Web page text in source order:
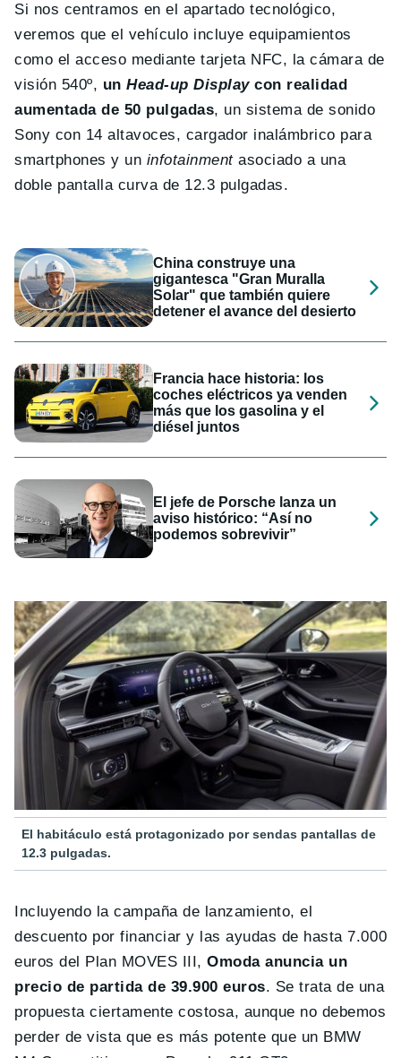
Si nos centramos en el apartado tecnológico,
veremos que el vehículo incluye equipamientos
como el acceso mediante tarjeta NFC, la cámara de
visión 540º, unHead-up Displaycon realidad
aumentada de 50 pulgadas, un sistema de sonido
Sony con 14 altavoces, cargador inalámbrico para
smartphones y un infotainmentasociado a una
doble pantalla curva de 12.3 pulgadas.
China construye una
gigantesca "Gran Muralla
Solar" que también quiere
detener el avance del desierto
Francia hace historia: los
coches eléctricos ya venden
más que los gasolina y el
diésel juntos
El jefe de Porsche lanza un
aviso histórico: “Así no
podemos sobrevivir”
El habitáculo está protagonizado por sendas pantallas de
12.3 pulgadas.
Incluyendo la campaña de lanzamiento, el
descuento por financiar y las ayudas de hasta 7.000
euros del Plan MOVES III,Omoda anuncia un
precio de partida de 39.900 euros. Se trata de una
propuesta ciertamente costosa, aunque no debemos
perder de vista que es más potente que un BMW